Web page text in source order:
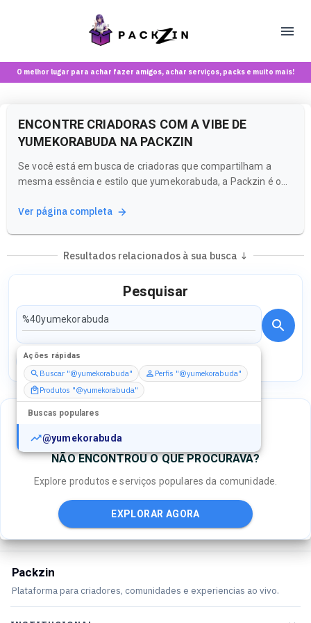
O melhor lugar para achar fazer amigos, achar serviços, packs e muito mais!
ENCONTRE CRIADORAS COM A VIBE DE
YUMEKORABUDA NA PACKZIN
Se você está em busca de criadoras que compartilham a
mesma essência e estilo que yumekorabuda, a Packzin é o
marketplace, onde você pode explorar uma variedade de
Ver página completa
Resultados relacionados à sua busca ↓
Pesquisar
Ações rápidas
Buscar "@yumekorabuda"
Perfis "@yumekorabuda"
Produtos "@yumekorabuda"
Buscas populares
@yumekorabuda
Perfis
NÃO ENCONTROU O QUE PROCURAVA?
Explore produtos e serviços populares da comunidade.
EXPLORAR AGORA
Packzin
Plataforma para criadores, comunidades e experiencias ao vivo.